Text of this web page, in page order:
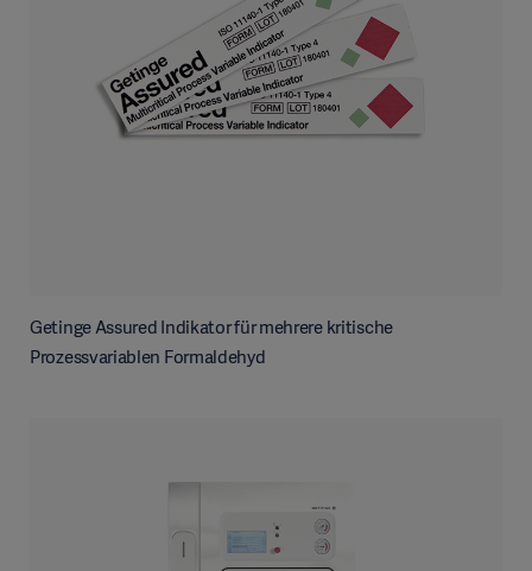
Getinge Assured Indikator für mehrere kritische
Prozessvariablen Formaldehyd